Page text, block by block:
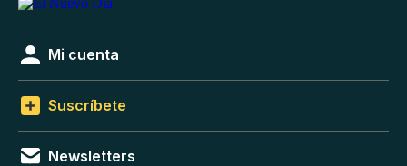
Mi cuenta
Suscríbete
Newsletters